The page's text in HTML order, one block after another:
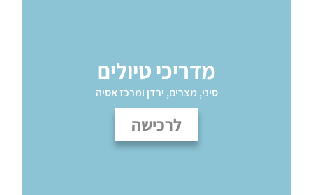
מדריכי טיולים
סיני, מצרים, ירדן ומרכז אסיה
לרכישה